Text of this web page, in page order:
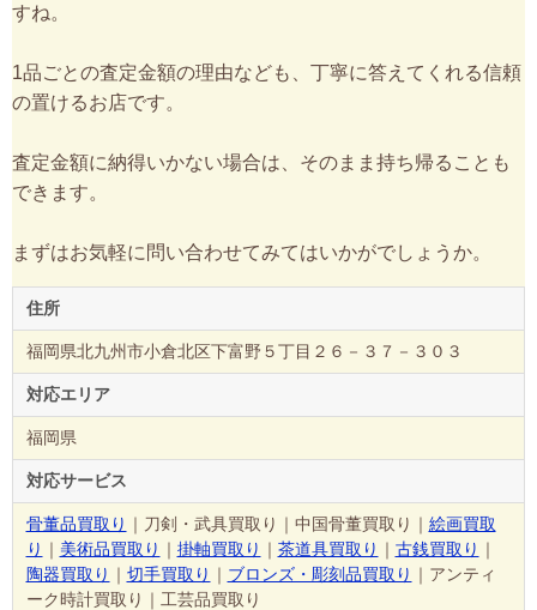
すね。
1品ごとの査定金額の理由なども、丁寧に答えてくれる信頼
の置けるお店です。
査定金額に納得いかない場合は、そのまま持ち帰ることも
できます。
まずはお気軽に問い合わせてみてはいかがでしょうか。
住所
福岡県北九州市小倉北区下富野５丁目２６－３７－３０３
対応エリア
福岡県
対応サービス
骨董品買取り ｜刀剣・武具買取り｜中国骨董買取り｜ 絵画買取
り ｜ 美術品買取り ｜ 掛軸買取り ｜ 茶道具買取り ｜ 古銭買取り ｜
陶器買取り ｜ 切手買取り ｜ ブロンズ・彫刻品買取り ｜アンティ
ーク時計買取り｜工芸品買取り